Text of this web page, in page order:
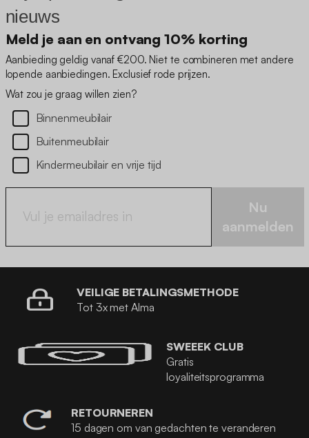
nieuws
Meld je aan en ontvang 10% korting
Aanbieding geldig vanaf €200. Niet te combineren met andere
lopende aanbiedingen. Exclusief rode prijzen.
Wat zou je graag willen zien?
Binnenmeubilair
Buitenmeubilair
Kindermeubilair en vrije tijd
Nu
aanmelden
VEILIGE BETALINGSMETHODE
Tot 3x met Alma
SWEEEK CLUB
Gratis
loyaliteitsprogramma
RETOURNEREN
15 dagen om van gedachten te veranderen